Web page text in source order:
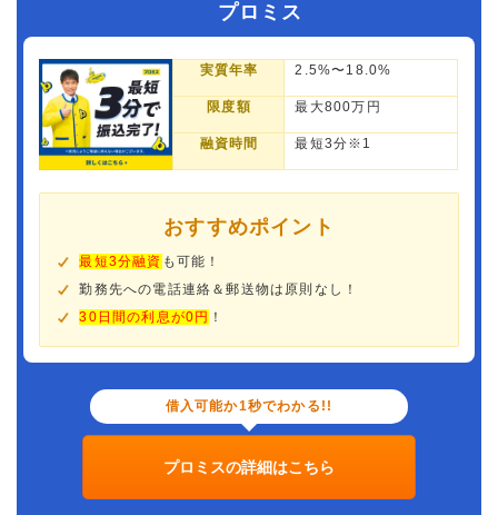
プロミス
実質年率 2.5%〜18.0%
限度額 最大800万円
融資時間 最短3分※1
おすすめポイント
最短3分融資 も可能！
勤務先への電話連絡＆郵送物は原則なし！
30日間の利息が0円 ！
借入可能か1秒でわかる!!
プロミスの詳細はこちら